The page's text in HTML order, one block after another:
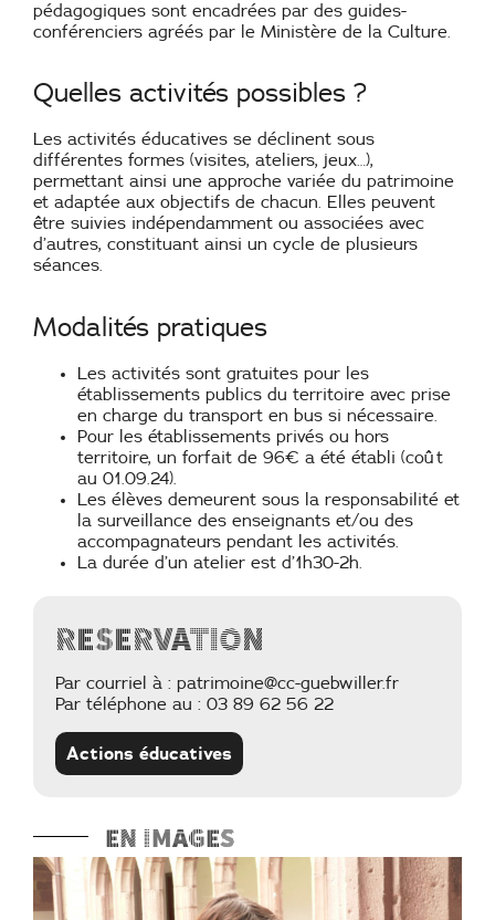
pédagogiques sont encadrées par des guides-
conférenciers agréés par le Ministère de la Culture.
Quelles activités possibles ?
Les activités éducatives se déclinent sous
différentes formes (visites, ateliers, jeux…),
permettant ainsi une approche variée du patrimoine
et adaptée aux objectifs de chacun. Elles peuvent
être suivies indépendamment ou associées avec
d’autres, constituant ainsi un cycle de plusieurs
séances.
Modalités pratiques
Les activités sont gratuites pour les
établissements publics du territoire avec prise
en charge du transport en bus si nécessaire.
Pour les établissements privés ou hors
territoire, un forfait de 96€ a été établi (coût
au 01.09.24).
Les élèves demeurent sous la responsabilité et
la surveillance des enseignants et/ou des
accompagnateurs pendant les activités.
La durée d’un atelier est d’1h30-2h.
Reservation
Par courriel à : patrimoine@cc-guebwiller.fr
Par téléphone au : 03 89 62 56 22
Actions éducatives
En images